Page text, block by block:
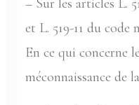
– Sur les articles L.
et L. 519-11 du
En ce qui concerne
méconnaissance de